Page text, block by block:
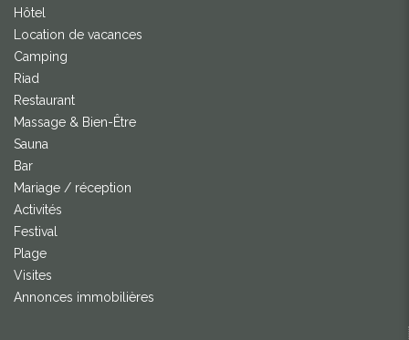
Hôtel
Location de vacances
Camping
Riad
Restaurant
Massage & Bien-Être
Sauna
Bar
Mariage / réception
Activités
Festival
Plage
Visites
Annonces immobilières